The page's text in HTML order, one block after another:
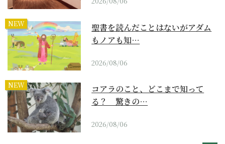
NEW
聖書を読んだことはないがアダム
もノアも知…
2026/08/06
NEW
コアラのこと、どこまで知って
る？ 驚きの…
2026/08/06